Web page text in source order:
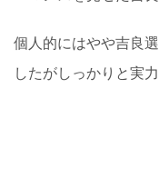
個人的にはやや吉良
したがしっかりと実